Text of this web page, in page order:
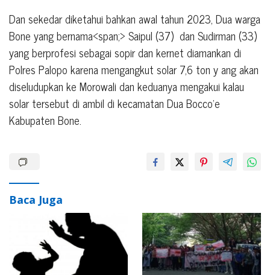
Dan sekedar diketahui bahkan awal tahun 2023, Dua warga
Bone yang bernama<span;> Saipul (37) dan Sudirman (33)
yang berprofesi sebagai sopir dan kernet diamankan di
Polres Palopo karena mengangkut solar 7,6 ton y ang akan
diseludupkan ke Morowali dan keduanya mengakui kalau
solar tersebut di ambil di kecamatan Dua Bocco’e
Kabupaten Bone.
Baca Juga